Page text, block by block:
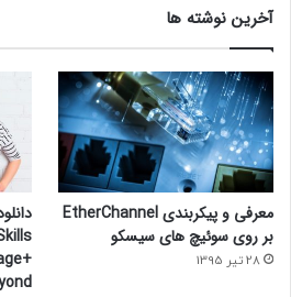
آخرین نوشته ها
معرفی و پیکربندی EtherChannel
بر روی سوئیچ های سیسکو
28 تیر 1395